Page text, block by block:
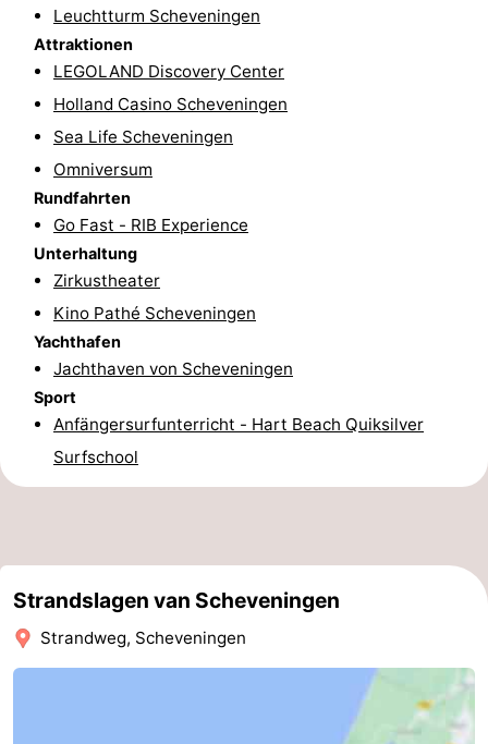
Natur
Schoorlse
Duinen
Bergen
aan
Zee
Bergen
Alkmaar
Egmond
Zee
Noordhollands
duinreservaat
Wijk
aan
Natur
Zuid-
Kennermerland
Amsterdam
Haarlem
-
Leiden
Bollenstreek
Leuchtturm Scheveningen
Attraktionen
LEGOLAND Discovery Center
Holland Casino Scheveningen
Sea Life Scheveningen
Omniversum
Rundfahrten
Go Fast - RIB Experience
Unterhaltung
Zirkustheater
Kino Pathé Scheveningen
Yachthafen
Jachthaven von Scheveningen
Sport
Anfängersurfunterricht - Hart Beach Quiksilver
Surfschool
Strandslagen van Scheveningen
Strandweg, Scheveningen